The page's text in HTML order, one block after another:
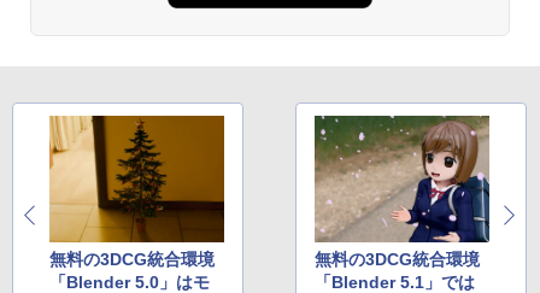
無料の3DCG統合環境
「Blender 5.0」はモ
無料の3DCG統合環境
「Blender 5.1」では